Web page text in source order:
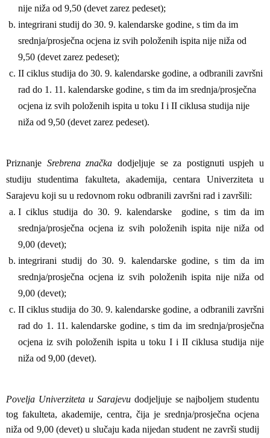
nije niža od 9,50 (devet zarez pedeset);
integrirani studij do 30. 9. kalendarske godine, s tim da im
srednja/prosječna ocjena iz svih položenih ispita nije niža od
9,50 (devet zarez pedeset);
II ciklus studija do 30. 9. kalendarske godine, a odbranili završni
rad do 1. 11. kalendarske godine, s tim da im srednja/prosječna
ocjena iz svih položenih ispita u toku I i II ciklusa studija nije
niža od 9,50 (devet zarez pedeset).
Priznanje Srebrena značka dodjeljuje se za postignuti uspjeh u
studiju studentima fakulteta, akademija, centara Univerziteta u
Sarajevu koji su u redovnom roku odbranili završni rad i završili:
I ciklus studija do 30. 9. kalendarske godine, s tim da im
srednja/prosječna ocjena iz svih položenih ispita nije niža od
9,00 (devet);
integrirani studij do 30. 9. kalendarske godine, s tim da im
srednja/prosječna ocjena iz svih položenih ispita nije niža od
9,00 (devet);
II ciklus studija do 30. 9. kalendarske godine, a odbranili završni
rad do 1. 11. kalendarske godine, s tim da im srednja/prosječna
ocjena iz svih položenih ispita u toku I i II ciklusa studija nije
niža od 9,00 (devet).
Povelja Univerziteta u Sarajevudodjeljuje se najboljem studentu
tog fakulteta, akademije, centra, čija je srednja/prosječna ocjena
niža od 9,00 (devet) u slučaju kada nijedan student ne završi studij